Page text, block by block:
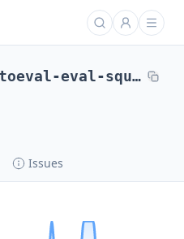
autoeval-eval-squad_v2-squad_v2-78f3c9-26558144898
Issues